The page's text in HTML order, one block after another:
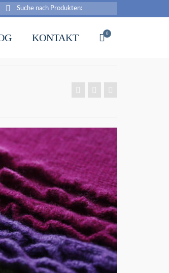
Suche
KONTAKT 0